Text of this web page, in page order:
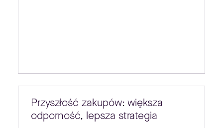
Przyszłość zakupów: większa
odporność, lepsza strategia